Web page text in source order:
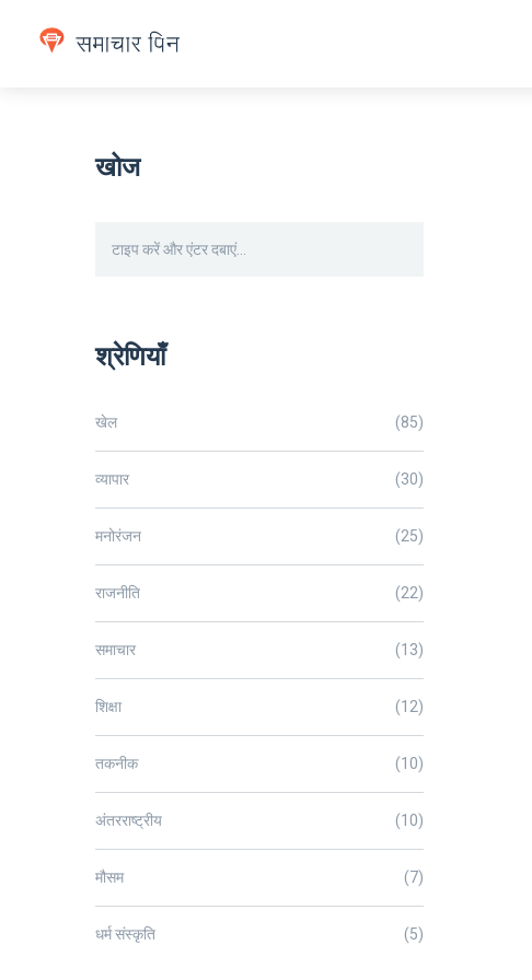
खोज
श्रेणियाँ
खेल (85)
व्यापार (30)
मनोरंजन (25)
राजनीति (22)
समाचार (13)
शिक्षा (12)
तकनीक (10)
अंतरराष्ट्रीय (10)
मौसम (7)
धर्म संस्कृति (5)